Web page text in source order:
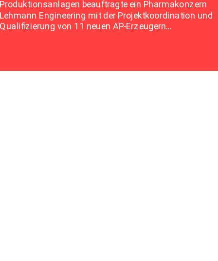
Produktionsanlagen beauftragte ein Pharmakonzern
Lehmann Engineering mit der Projektkoordination und
Qualifizierung von 11 neuen AP-Erzeugern…